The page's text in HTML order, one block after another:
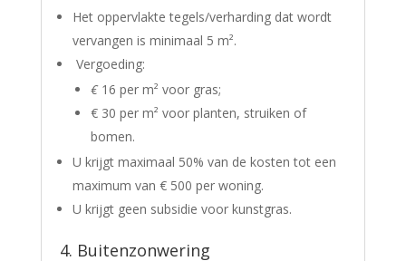
Het oppervlakte tegels/verharding dat wordt
vervangen is minimaal 5 m².
Vergoeding:
€16 per m² voor gras;
€ 30 per m² voor planten, struiken of
bomen.
U krijgt maximaal 50% van de kosten tot een
maximum van € 500 per woning.
U krijgt geen subsidie voor kunstgras.
4. Buitenzonwering